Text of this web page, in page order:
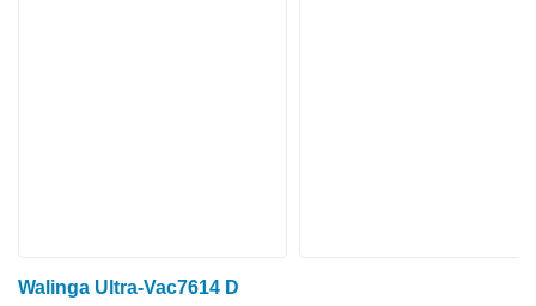
Walinga Ultra-Vac7614 D